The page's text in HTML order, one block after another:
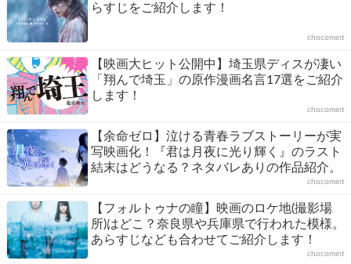
らすじをご紹介します！
chocomint
【映画大ヒット公開中】埼玉県ディスが凄い
「翔んで埼玉」の原作漫画名言17選をご紹介
します！
chocomint
【余命ゼロ】泣ける青春ラブストーリーが実
写映画化！『君は月夜に光り輝く』のラスト
結末はどうなる？ネタバレありの作品紹介。
chocomint
【フォルトゥナの瞳】映画のロケ地(撮影場
所)はどこ？奈良県や兵庫県で行われた模様。
あらすじなども合わせてご紹介します！
chocomint